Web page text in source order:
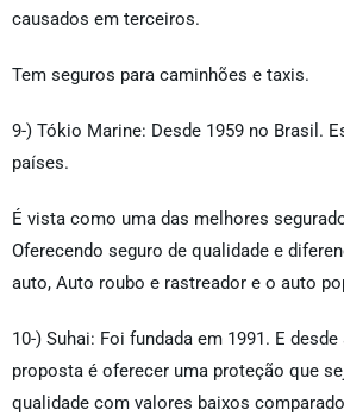
causados em terceiros.
Tem seguros para caminhões e taxis.
9-) Tókio Marine: Desde 1959 no Brasil.
países.
É vista como uma das melhores
Oferecendo seguro de qualidade e
auto, Auto roubo e rastreador e o auto
10-) Suhai: Foi fundada em 1991. E
proposta é oferecer uma proteção que
qualidade com valores baixos